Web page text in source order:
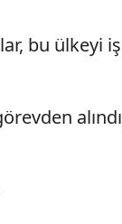
bu ülkeyi